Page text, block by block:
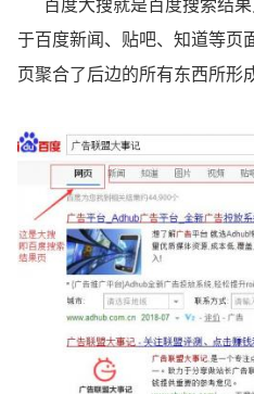
百度大搜就是百度搜索结果
于百度新闻、贴吧、知道等页
页聚合了后边的所有东西所形